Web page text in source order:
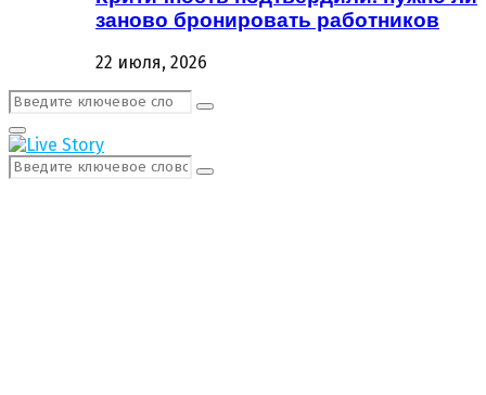
заново бронировать работников
22 июля, 2026
Поиск:
Поиск
Первичное
Меню
Поиск:
Поиск